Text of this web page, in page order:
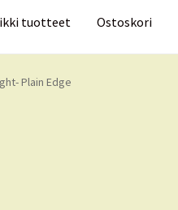
tuotteet Ostoskori
Oma tili
Plain Edge